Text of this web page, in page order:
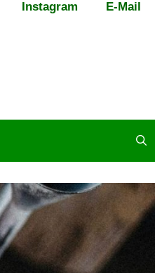
Instagram E-Mail